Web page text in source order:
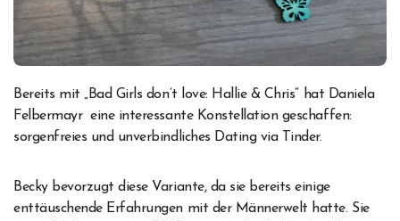
Bereits mit „Bad Girls don’t love: Hallie & Chris“ hat Daniela
Felbermayr eine interessante Konstellation geschaffen:
sorgenfreies und unverbindliches Dating via Tinder.
Becky bevorzugt diese Variante, da sie bereits einige
enttäuschende Erfahrungen mit der Männerwelt hatte. Sie